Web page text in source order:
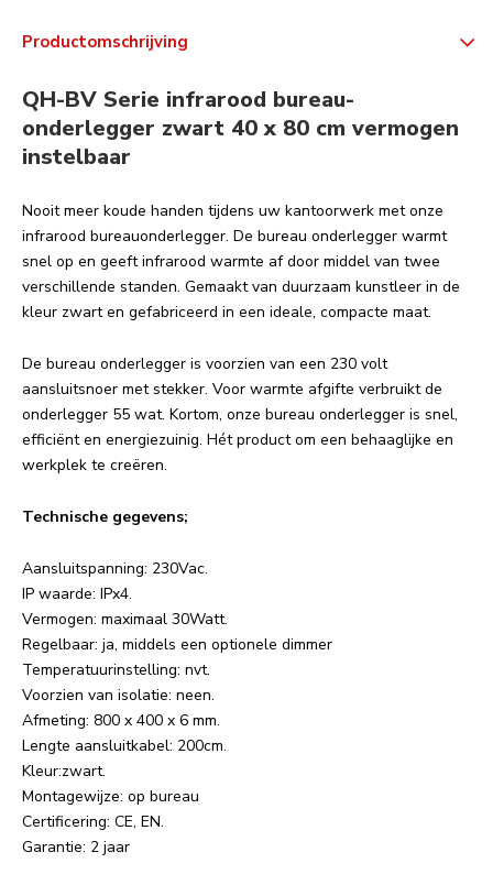
Productomschrijving
QH-BV Serie infrarood bureau-
onderlegger zwart 40 x 80 cm vermogen
instelbaar
Nooit meer koude handen tijdens uw kantoorwerk met onze
infrarood bureauonderlegger. De bureau onderlegger warmt
snel op en geeft infrarood warmte af door middel van twee
verschillende standen. Gemaakt van duurzaam kunstleer in de
kleur zwart en gefabriceerd in een ideale, compacte maat.
De bureau onderlegger is voorzien van een 230 volt
aansluitsnoer met stekker. Voor warmte afgifte verbruikt de
onderlegger 55 wat. Kortom, onze bureau onderlegger is snel,
efficiënt en energiezuinig. Hét product om een behaaglijke en
werkplek te creëren.
Technische gegevens;
Aansluitspanning: 230Vac.
IP waarde: IPx4.
Vermogen: maximaal 30Watt.
Regelbaar: ja, middels een optionele dimmer
Temperatuurinstelling: nvt.
Voorzien van isolatie: neen.
Afmeting: 800 x 400 x 6 mm.
Lengte aansluitkabel: 200cm.
Kleur:zwart.
Montagewijze: op bureau
Certificering: CE, EN.
Garantie: 2 jaar